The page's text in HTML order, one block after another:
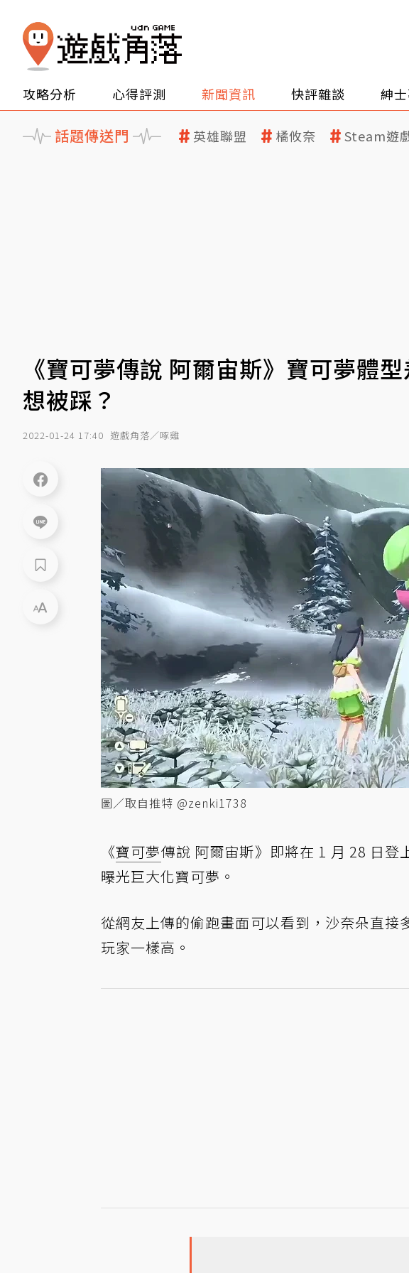
攻略分析 心得評測 新聞資訊 快評雜談 紳
話題傳送門 英雄聯盟 橘攸奈 Steam遊
《寶可夢傳說 阿爾宙斯》寶可夢體
想被踩？
2022-01-24 17:40 遊戲角落／啄雞
圖／取自推特 @zenki1738
《寶可夢傳說 阿爾宙斯》即將在 1 月 28 日
曝光巨大化寶可夢。
從網友上傳的偷跑畫面可以看到，沙奈朵直
玩家一樣高。